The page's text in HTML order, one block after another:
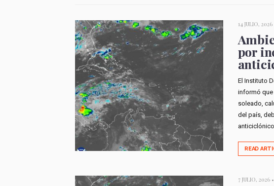
14 JULIO, 2026
por
El Instituto
informó que
soleado,
del país,
READ
7 JULIO, 2026 •